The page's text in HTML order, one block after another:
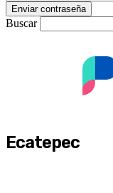
Buscar
Ecatepec